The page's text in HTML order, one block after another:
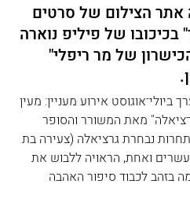
אתר הצילום של סרטים
בכיכובו של פיליפ נוארה
של מר ריפלי"
החל משנת 1939, נערך ביולי־אוגוסט אירוע מעניין: מעין
מאת המשורר והסופר
נבחרת גרציאלה (צעירה בת
ואחת, הראויה ללבוש את
בזהב לכבוד סיפור האהבה